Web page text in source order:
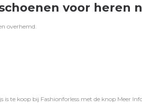
voor heren
overhemd.
is te koop bij Fashionforless met de knop Meer